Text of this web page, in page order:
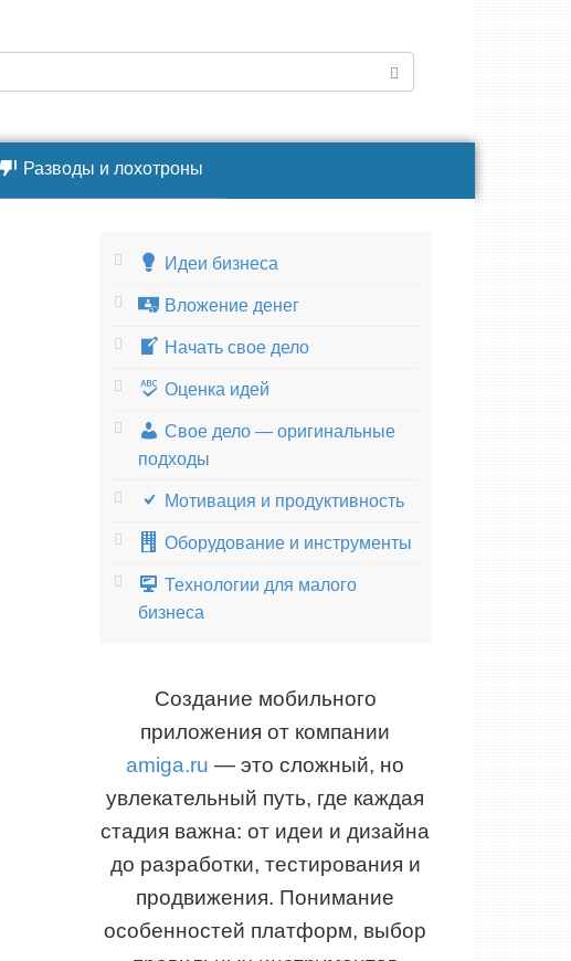
Разводы и лохотроны
Идеи бизнеса
Вложение денег
Начать свое дело
Оценка идей
Свое дело — оригинальные
подходы
Мотивация и продуктивность
Оборудование и инструменты
Технологии для малого
бизнеса
Создание мобильного
приложения от компании
amiga.ru — это сложный, но
увлекательный путь, где каждая
стадия важна: от идеи и дизайна
до разработки, тестирования и
продвижения. Понимание
особенностей платформ, выбор